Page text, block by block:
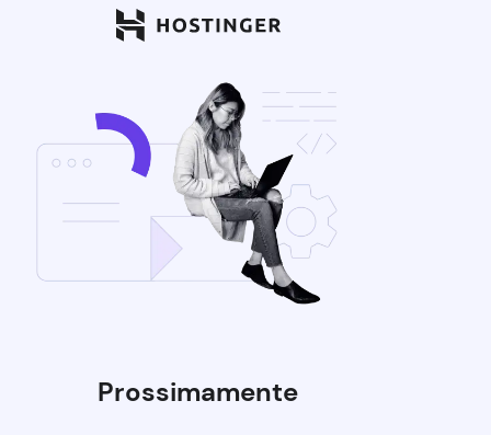
Prossimamente